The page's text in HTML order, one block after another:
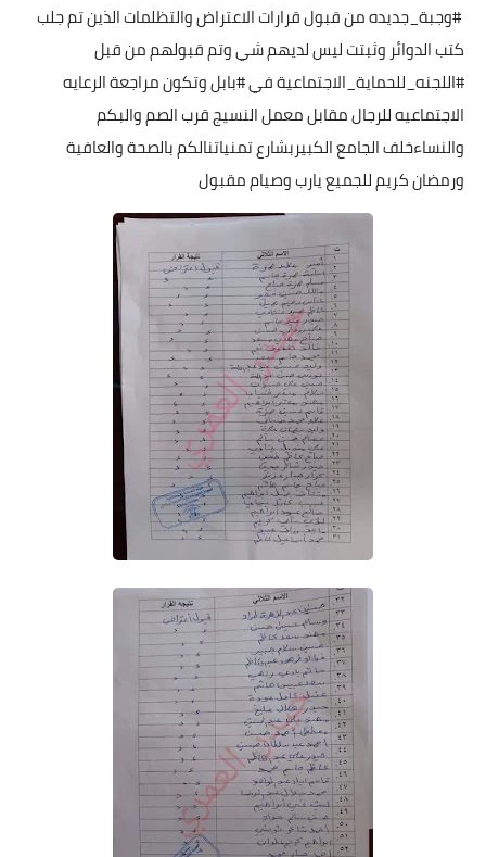
#وجبة_جديده من قبول قرارات الاعتراض والتظلمات الذين تم جلب
كتب الدوائر وثبتت ليس لديهم شي وتم قبولهم من قبل
#اللجنه_للحماية_الاجتماعية في #بابل وتكون مراجعة الرعايه
الاجتماعيه للرجال مقابل معمل النسيج قرب الصم والبكم
والنساءخلف الجامع الكبيربشارع تمنياتنالكم بالصحة والعافية
ورمضان كريم للجميع يارب وصيام مقبول